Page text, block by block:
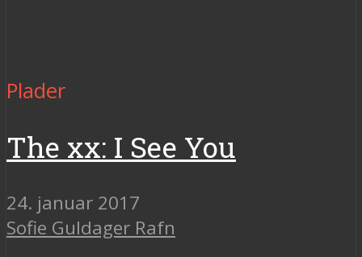
Plader
The xx: I See You
24. januar 2017
Sofie Guldager Rafn